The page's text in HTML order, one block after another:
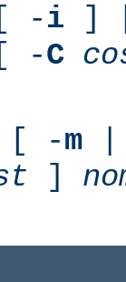
-i ]
-C
[ -m
]